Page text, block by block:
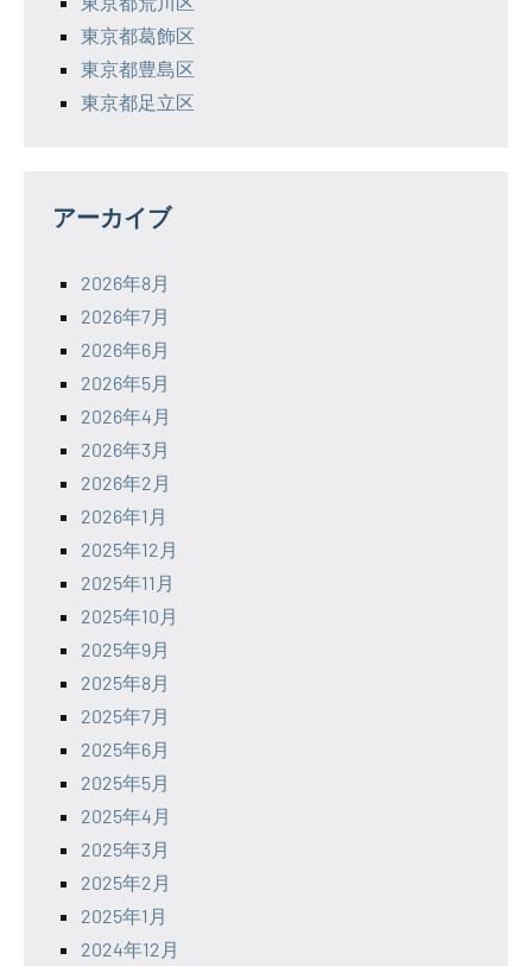
東京都葛飾区
東京都豊島区
東京都足立区
アーカイブ
2026年8月
2026年7月
2026年6月
2026年5月
2026年4月
2026年3月
2026年2月
2026年1月
2025年12月
2025年11月
2025年10月
2025年9月
2025年8月
2025年7月
2025年6月
2025年5月
2025年4月
2025年3月
2025年2月
2025年1月
2024年12月